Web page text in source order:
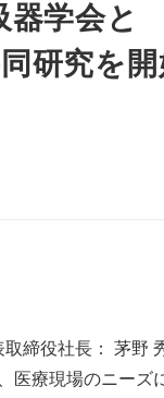
学会と
研究を
締役社長： 茅野
医療現場のニー